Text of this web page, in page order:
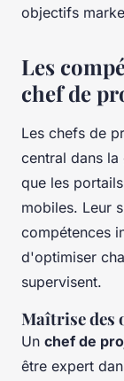
objectifs
Les
chef de
Les chefs de
central dans
que les
mobiles. Leur
compétences
d'optimiser
supervisent.
Maîtrise des
Un chef de
être expert